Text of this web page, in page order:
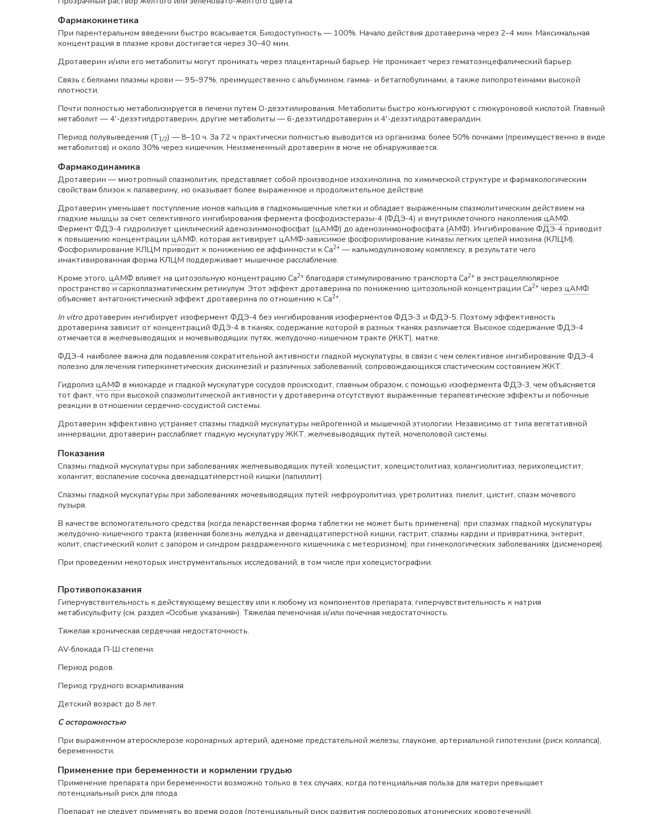
Фармакокинетика
При парентеральном введении быстро всасывается. Биодоступность — 100%. Начало действия дротаверина через 2–4 мин. Максимальная
концентрация в плазме крови достигается через 30–40 мин.
Дротаверин и/или его метаболиты могут проникать через плацентарный барьер. Не проникает через гематоэнцефалический барьер.
Связь с белками плазмы крови — 95–97%, преимущественно с альбумином, гамма- и бетаглобулинами, а также липопротеинами высокой
плотности.
Почти полностью метаболизируется в печени путем О-дезэтилирования. Метаболиты быстро конъюгируют с глюкуроновой кислотой. Главный
метаболит — 4'-дезэтилдротаверин, другие метаболиты — 6-дезэтилдротаверин и 4'-дезэтилдротавералдин.
Период полувыведения (Т1/2) — 8–10 ч. За 72 ч практически полностью выводится из организма: более 50% почками (преимущественно в виде
метаболитов) и около 30% через кишечник. Неизмененный дротаверин в моче не обнаруживается.
Фармакодинамика
Дротаверин — миотропный спазмолитик, представляет собой производное изохинолина, по химической структуре и фармакологическим
свойствам близок к папаверину, но оказывает более выраженное и продолжительное действие.
Дротаверин уменьшает поступление ионов кальция в гладкомышечные клетки и обладает выраженным спазмолитическим действием на
гладкие мышцы за счет селективного ингибирования фермента фосфодиэстеразы-4 (ФДЭ-4) и внутриклеточного накопления цАМФ.
Фермент ФДЭ-4 гидролизует циклический аденозинмонофосфат (цАМФ) до аденозинмонофосфата (АМФ). Ингибирование ФДЭ-4 приводит
к повышению концентрации цАМФ, которая активирует цАМФ‑зависимое фосфорилирование киназы легких цепей миозина (КЛЦМ).
Фосфорилирование КЛЦМ приводит к понижению ее аффинности к Ca2+ — кальмодулиновому комплексу, в результате чего
инактивированная форма КЛЦМ поддерживает мышечное расслабление.
Кроме этого, цАМФ влияет на цитозольную концентрацию Ca2+ благодаря стимулированию транспорта Ca2+ в экстрацеллюлярное
пространство и саркоплазматическим ретикулум. Этот эффект дротаверина по понижению цитозольной концентрации Ca2+ через цАМФ
объясняет антагонистический эффект дротаверина по отношению к Ca2+.
In vitroдротаверин ингибирует изофермент ФДЭ-4 без ингибирования изоферментов ФДЭ-3 и ФДЭ-5. Поэтому эффективность
дротаверина зависит от концентраций ФДЭ-4 в тканях, содержание которой в разных тканях различается. Высокое содержание ФДЭ-4
отмечается в желчевыводящих и мочевыводящих путях, желудочно-кишечном тракте (ЖКТ), матке.
ФДЭ-4 наиболее важна для подавления сократительной активности гладкой мускулатуры, в связи с чем селективное ингибирование ФДЭ-4
полезно для лечения гиперкинетических дискинезий и различных заболеваний, сопровождающихся спастическим состоянием ЖКТ.
Гидролиз цАМФ в миокарде и гладкой мускулатуре сосудов происходит, главным образом, с помощью изофермента ФДЭ-3, чем объясняется
тот факт, что при высокой спазмолитической активности у дротаверина отсутствуют выраженные терапевтические эффекты и побочные
реакции в отношении сердечно-сосудистой системы.
Дротаверин эффективно устраняет спазмы гладкой мускулатуры нейрогенной и мышечной этиологии. Независимо от типа вегетативной
иннервации, дротаверин расслабляет гладкую мускулатуру ЖКТ, желчевыводящих путей, мочеполовой системы.
Показания
Спазмы гладкой мускулатуры при заболеваниях желчевыводящих путей: холецистит, холецистолитиаз, холангиолитиаз, перихолецистит,
холангит, воспаление сосочка двенадца­типерстной кишки (папиллит).
Спазмы гладкой мускулатуры при заболеваниях мочевыводящих путей: нефроуролитиаз, уретролитиаз, пиелит, цистит, спазм мочевого
пузыря.
В качестве вспомогательного средства (когда лекарственная форма таблетки не может быть применена): при спазмах гладкой мускулатуры
желудочно-кишечного тракта (язвенная болезнь желудка и двенадцатиперстной кишки, гастрит, спазмы кардии и привратника, энтерит,
колит, спастический колит с запором и синдром раздраженного кишечника с метеоризмом); при гинекологических заболеваниях (дисменорея).
При проведении некоторых инструментальных исследований, в том числе при холецистографии.
Противопоказания
Гиперчувствительность к действующему веществу или к любому из компонентов препарата; гиперчувствительность к натрия
метабисульфиту (см. раздел «Особые указания»). Тяжелая печеночная и/или почечная недостаточность.
Тяжелая хроническая сердечная недостаточность.
AV-блокада П-Ш степени.
Период родов.
Период грудного вскармливания.
Детский возраст до 8 лет.
С осторожностью
При выраженном атеросклерозе коронарных артерий, аденоме предстательной железы, глаукоме, артериальной гипотензии (риск коллапса),
беременности.
Применение при беременности и кормлении грудью
Применение препарата при беременности возможно только в тех случаях, когда потенциальная польза для матери превышает
потенциальный риск для плода.
Препарат не следует применять во время родов (потенциальный риск развития послеродовых атонических кровотечений).